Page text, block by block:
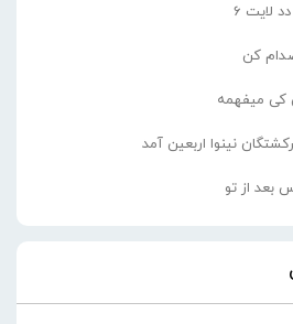
لایت 6
صدام کن
کی میفهمه
نینوا اربعین آمد
بعد از تو